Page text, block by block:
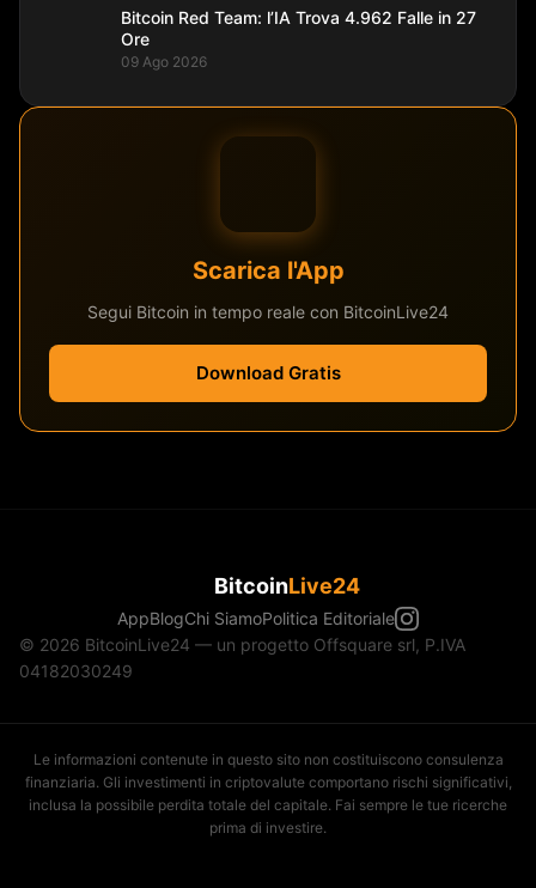
Bitcoin Red Team: l’IA Trova 4.962 Falle in 27
Ore
09 Ago 2026
Scarica l'App
Segui Bitcoin in tempo reale con BitcoinLive24
Download Gratis
BitcoinLive24
AppBlogChi SiamoPolitica Editoriale
© 2026 BitcoinLive24 — un progetto Offsquare srl, P.IVA
04182030249
Le informazioni contenute in questo sito non costituiscono consulenza
finanziaria. Gli investimenti in criptovalute comportano rischi significativi,
inclusa la possibile perdita totale del capitale. Fai sempre le tue ricerche
prima di investire.